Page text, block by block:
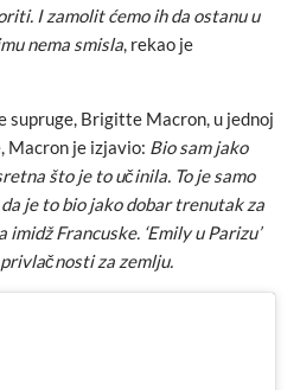
I zamolit ćemo ih da ostanu u
nema smisla, rekao je
supruge, Brigitte Macron, u jednoj
Macron je izjavio: Bio sam jako
što je to učinila. To je samo
je to bio jako dobar trenutak za
Francuske. ‘Emily u Parizu’
za zemlju.